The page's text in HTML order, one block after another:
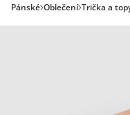
Pánské Oblečení Trička a